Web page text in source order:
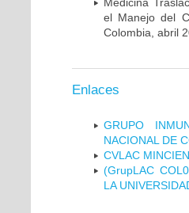
el Manejo del
Colombia, abril
Enlaces
GRUPO
NACIONAL DE
CVLAC
(GrupLAC
LA